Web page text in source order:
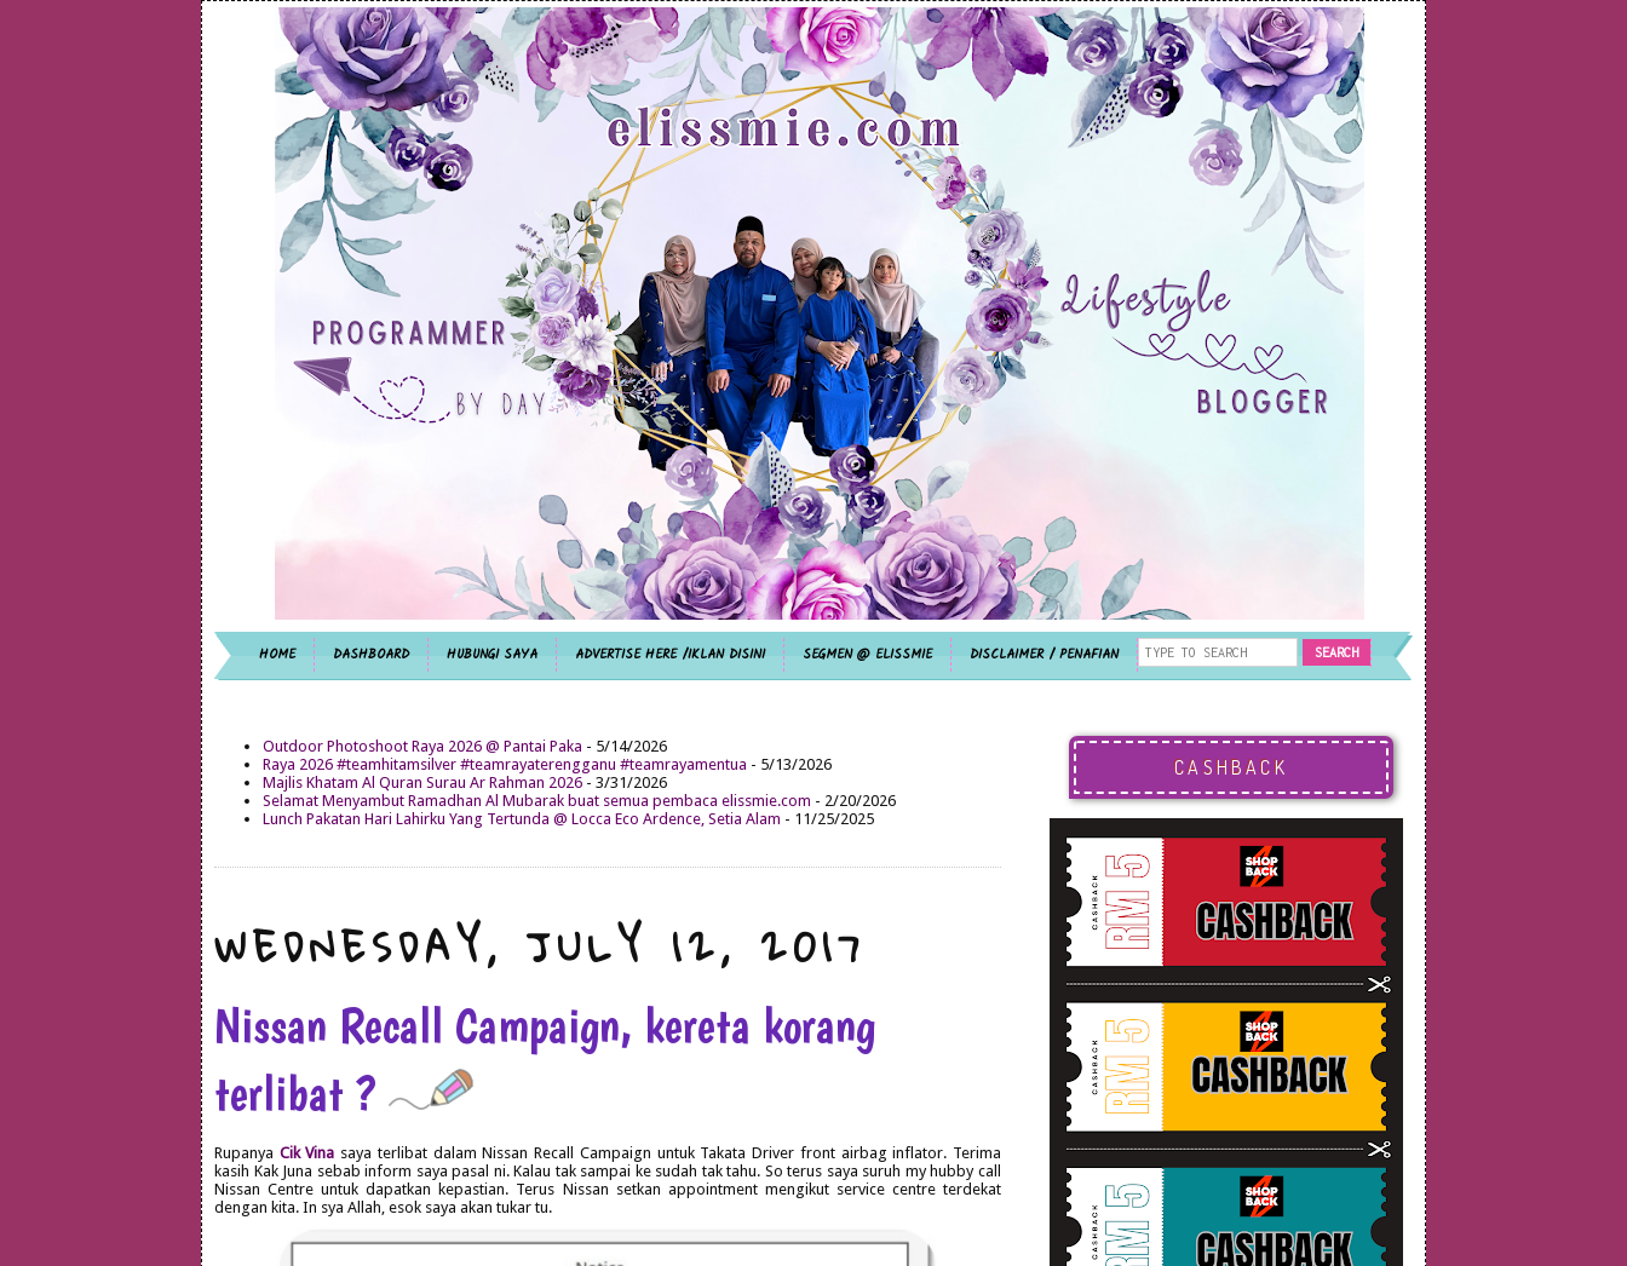
HOME DASHBOARD HUBUNGI SAYA ADVERTISE HERE /IKLAN DISINI SEGMEN @ ELISSMIE DISCLAIMER / PENAFIAN
Outdoor Photoshoot Raya 2026 @ Pantai Paka - 5/14/2026
Raya 2026 #teamhitamsilver #teamrayaterengganu #teamrayamentua - 5/13/2026
Majlis Khatam Al Quran Surau Ar Rahman 2026 - 3/31/2026
Selamat Menyambut Ramadhan Al Mubarak buat semua pembaca elissmie.com - 2/20/2026
Lunch Pakatan Hari Lahirku Yang Tertunda @ Locca Eco Ardence, Setia Alam - 11/25/2025
WEDNESDAY, JULY 12, 2017
Nissan Recall Campaign, kereta korang
terlibat ?
Rupanya Cik Vina saya terlibat dalam Nissan Recall Campaign untuk Takata Driver front airbag inflator. Terima
kasih Kak Juna sebab inform saya pasal ni. Kalau tak sampai ke sudah tak tahu. So terus saya suruh my hubby call
Nissan Centre untuk dapatkan kepastian. Terus Nissan setkan appointment mengikut service centre terdekat
dengan kita. In sya Allah, esok saya akan tukar tu.
CASHBACK